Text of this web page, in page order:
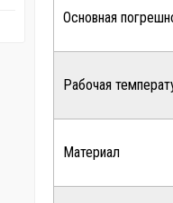
Основная
Рабочая
Материал